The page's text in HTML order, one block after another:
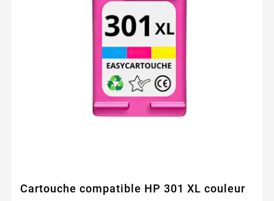
Cartouche compatible HP 301 XL couleur